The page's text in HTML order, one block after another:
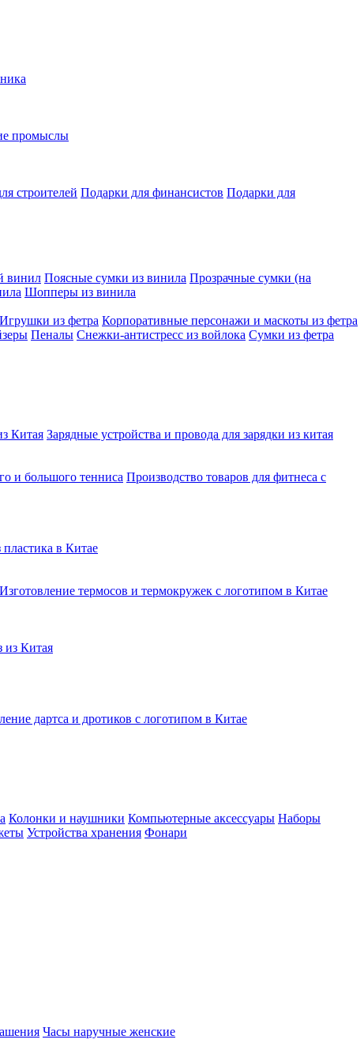
промыслы
строителей Подарки для финансистов Подарки для
винил Поясные сумки из винила Прозрачные сумки (на
Шопперы из винила
Игрушки из фетра Корпоративные персонажи и маскоты из фетра
Пеналы Снежки-антистресс из войлока Сумки из фетра
Китая Зарядные устройства и провода для зарядки из китая
и большого тенниса Производство товаров для фитнеса с
в Китае
Изготовление термосов и термокружек с логотипом в Китае
из Китая
дартса и дротиков с логотипом в Китае
Колонки и наушники Компьютерные аксессуары Наборы
Устройства хранения Фонари
Часы наручные женские